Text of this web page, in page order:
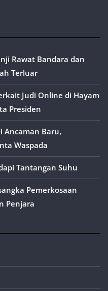
Rawat Bandara dan
Terluar
Judi Online di Hayam
Presiden
Ancaman Baru,
Waspada
Tantangan Suhu
Pemerkosaan
Penjara